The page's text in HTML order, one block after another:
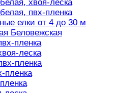
хвоя-леска
пвх-пленка
елки от 4 до 30 м
Беловежская
пленка
леска
пленка
пленка